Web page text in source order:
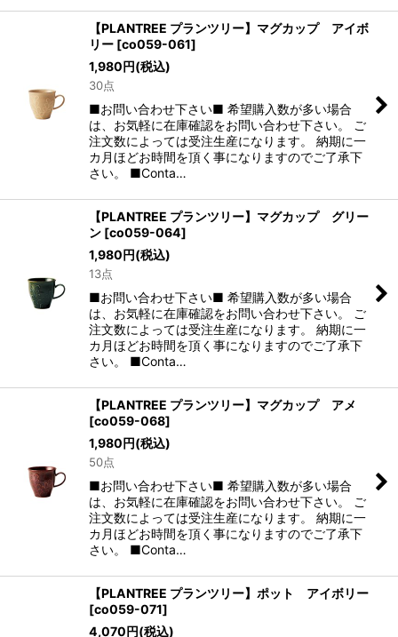
【PLANTREE プランツリー】マグカップ アイボ
リー [co059-061]
1,980円(税込)
30点
■お問い合わせ下さい■ 希望購入数が多い場合
は、お気軽に在庫確認をお問い合わせ下さい。 ご
注文数によっては受注生産になります。 納期に一
カ月ほどお時間を頂く事になりますのでご了承下
さい。 ■Conta…
【PLANTREE プランツリー】マグカップ グリー
ン [co059-064]
1,980円(税込)
13点
■お問い合わせ下さい■ 希望購入数が多い場合
は、お気軽に在庫確認をお問い合わせ下さい。 ご
注文数によっては受注生産になります。 納期に一
カ月ほどお時間を頂く事になりますのでご了承下
さい。 ■Conta…
【PLANTREE プランツリー】マグカップ アメ
[co059-068]
1,980円(税込)
50点
■お問い合わせ下さい■ 希望購入数が多い場合
は、お気軽に在庫確認をお問い合わせ下さい。 ご
注文数によっては受注生産になります。 納期に一
カ月ほどお時間を頂く事になりますのでご了承下
さい。 ■Conta…
【PLANTREE プランツリー】ポット アイボリー
[co059-071]
4,070円(税込)